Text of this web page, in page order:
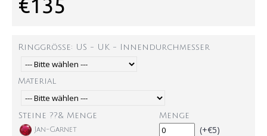
€135
Ringgröße: US - UK - Innendurchmesser
Material
Steine ??& Menge Menge
Jan-Garnet (+€5)